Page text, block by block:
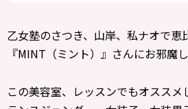
乙女塾のさつき、山岸、私ナオで恵
『MINT（ミント）』さんにお邪魔
この美容室、レッスンでもオススメ